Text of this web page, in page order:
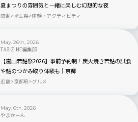
夏まつりの雰囲気と一緒に楽しむ幻想的な夜
関東 埼玉県 体験・アクティビティ
May. 26th, 2026
TABIZINE編集部
【嵐山若鮎祭2026】事前予約制！炭火焼き若鮎の試食
や鮎のつかみ取り体験も｜京都
近畿 京都府 グルメ
May. 6th, 2026
やまかーん